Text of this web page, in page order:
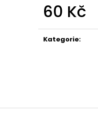
60 Kč
Kategorie: